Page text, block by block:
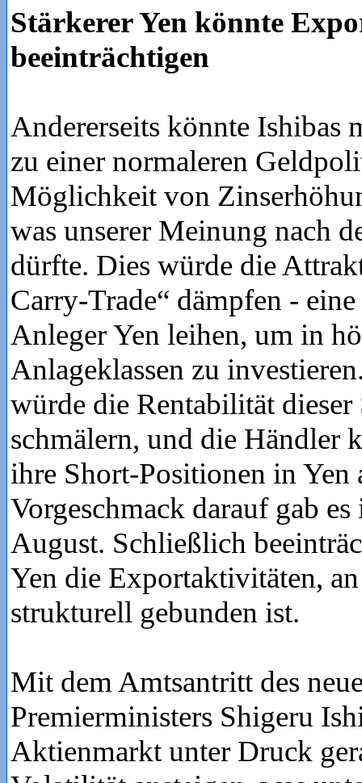
Stärkerer Yen könnte
beeinträchtigen
Andererseits könnte Ishibas
zu einer normaleren
Möglichkeit von
was unserer Meinung nach
dürfte. Dies würde die
Carry-Trade“ dämpfen -
Anleger Yen leihen, um in
Anlageklassen zu
würde die Rentabilität dieser
schmälern, und die Händler
ihre Short-Positionen in Yen
Vorgeschmack darauf gab
August. Schließlich
Yen die Exportaktivitäten,
strukturell gebunden ist.
Mit dem Amtsantritt des
Premierministers Shigeru
Aktienmarkt unter Druck